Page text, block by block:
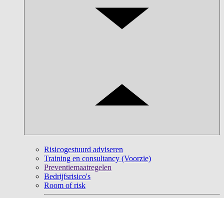
Risicogestuurd adviseren
Training en consultancy (Voorzie)
Preventiemaatregelen
Bedrijfsrisico's
Room of risk